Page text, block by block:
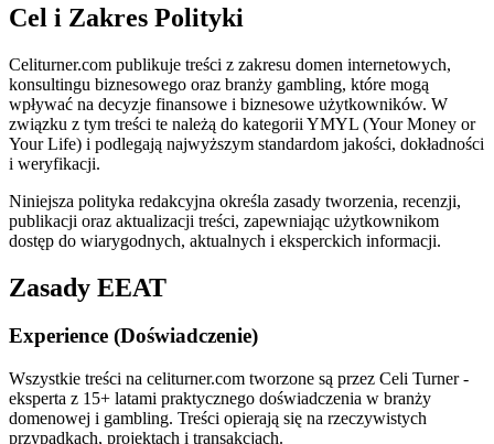
Cel i Zakres Polityki
Celiturner.com publikuje treści z zakresu domen internetowych,
konsultingu biznesowego oraz branży gambling, które mogą
wpływać na decyzje finansowe i biznesowe użytkowników. W
związku z tym treści te należą do kategorii YMYL (Your Money or
Your Life) i podlegają najwyższym standardom jakości, dokładności
i weryfikacji.
Niniejsza polityka redakcyjna określa zasady tworzenia, recenzji,
publikacji oraz aktualizacji treści, zapewniając użytkownikom
dostęp do wiarygodnych, aktualnych i eksperckich informacji.
Zasady EEAT
Experience (Doświadczenie)
Wszystkie treści na celiturner.com tworzone są przez Celi Turner -
eksperta z 15+ latami praktycznego doświadczenia w branży
domenowej i gambling. Treści opierają się na rzeczywistych
przypadkach, projektach i transakcjach.